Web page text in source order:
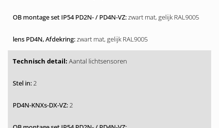
zwart mat, gelijk RAL9005
zwart mat, gelijk RAL9005
Aantal lichtsensoren
2
2